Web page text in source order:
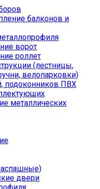
балконов и
ворот
роллет
(лестницы,
велопарковки)
подоконников ПВХ
металлических
двери